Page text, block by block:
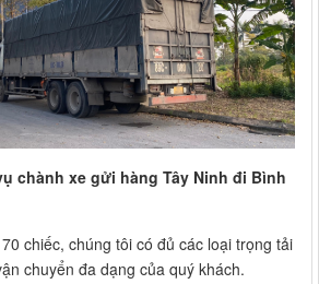
chành xe gửi hàng Tây Ninh đi Bình
chiếc, chúng tôi có đủ các loại trọng tải
chuyển đa dạng của quý khách.